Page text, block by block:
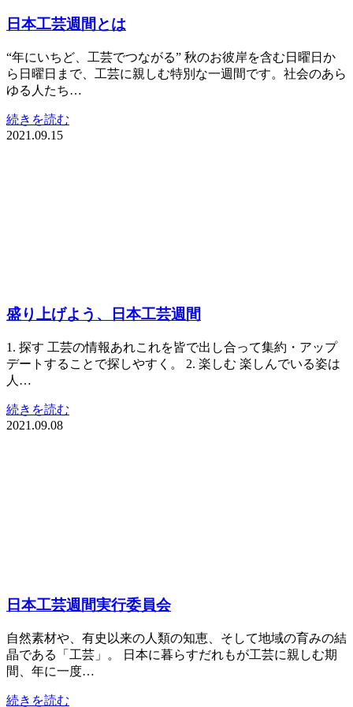
日本工芸週間とは
“年にいちど、工芸でつながる” 秋のお彼岸を含む日曜日か
ら日曜日まで、工芸に親しむ特別な一週間です。社会のあら
ゆる人たち…
続きを読む
2021.09.15
盛り上げよう、日本工芸週間
1. 探す 工芸の情報あれこれを皆で出し合って集約・アップ
デートすることで探しやすく。 2. 楽しむ 楽しんでいる姿は
人…
続きを読む
2021.09.08
日本工芸週間実行委員会
自然素材や、有史以来の人類の知恵、そして地域の育みの結
晶である「工芸」。 日本に暮らすだれもが工芸に親しむ期
間、年に一度…
続きを読む